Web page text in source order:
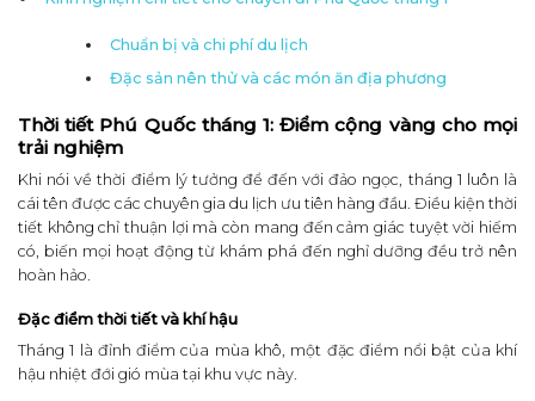
Chuẩn bị và chi phí du lịch
Đặc sản nên thử và các món ăn địa phương
Thời tiết Phú Quốc tháng 1: Điểm cộng vàng cho mọi
trải nghiệm
Khi nói về thời điểm lý tưởng để đến với đảo ngọc, tháng 1 luôn là
cái tên được các chuyên gia du lịch ưu tiên hàng đầu. Điều kiện thời
tiết không chỉ thuận lợi mà còn mang đến cảm giác tuyệt vời hiếm
có, biến mọi hoạt động từ khám phá đến nghỉ dưỡng đều trở nên
hoàn hảo.
Đặc điểm thời tiết và khí hậu
Tháng 1 là đỉnh điểm của mùa khô, một đặc điểm nổi bật của khí
hậu nhiệt đới gió mùa tại khu vực này.